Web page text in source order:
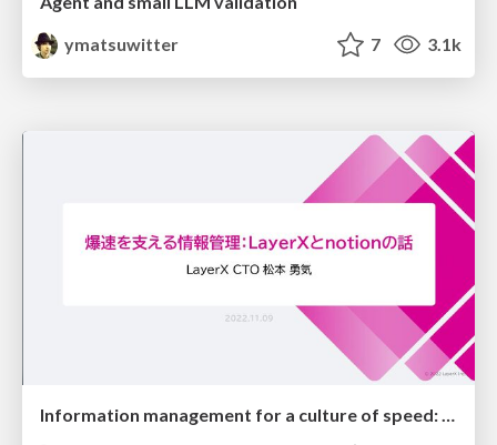
ymatsuwitter
7 3.1k
Information management for a culture of speed: The story of Notion and LayerX